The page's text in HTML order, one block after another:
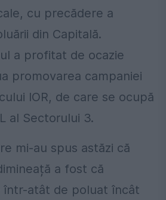
cu precădere a
din Capitală.
a profitat de ocazie
promovarea campaniei
IOR, de care se ocupă
al Sectorului 3.
mi-au spus astăzi că
a fost că
într-atât de poluat încât